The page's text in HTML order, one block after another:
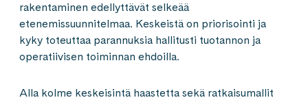
rakentaminen edellyttävät selkeää
etenemissuunnitelmaa. Keskeistä on priorisointi ja
kyky toteuttaa parannuksia hallitusti tuotannon ja
operatiivisen toiminnan ehdoilla.
Alla kolme keskeisintä haastetta sekä ratkaisumallit